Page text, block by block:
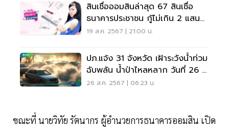
สินเชื่อออมสินล่าสุด 67 สินเชื่อ
ธนาคารประชาชน กู้ไม่เกิน 2 แสน
เช็กเงื่อนไข
19 ส.ค. 2567 | 21:00 น.
ปภ.แจ้ง 31 จังหวัด เฝ้าระวังน้ำท่วม
ฉับพลัน น้ำป่าไหลหลาก วันที่ 26 –
29 ส.ค. 67
26 ส.ค. 2567 | 06:23 น.
ขณะที่ นายวิทัย รัตนากร ผู้อำนวยการธนาคารออมสิน เปิด